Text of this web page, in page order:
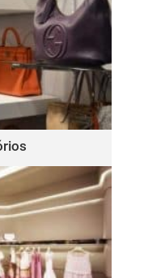
marcas, como:
Camuto, Tommy
Kate Spade, Tory
de marcas, como: